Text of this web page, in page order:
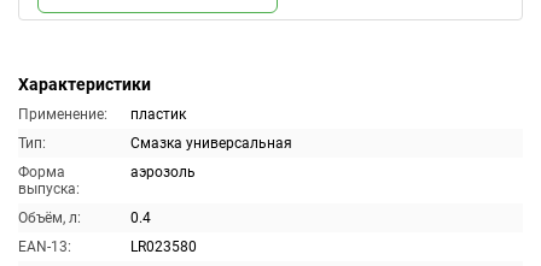
Характеристики
Применение:
пластик
Тип:
Смазка универсальная
Форма
выпуска:
аэрозоль
Объём, л:
0.4
EAN-13:
LR023580